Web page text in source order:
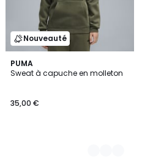
Nouveauté
PUMA
Sweat à capuche en molleton
35,00 €
3
Couleurs